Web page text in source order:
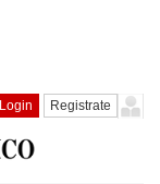
Login Registrate